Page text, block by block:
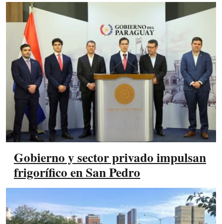
Gobierno y sector privado impulsan
frigorífico en San Pedro